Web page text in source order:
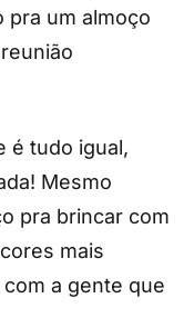
pra um almoço
é tudo igual,
Mesmo
pra brincar com
mais
a gente que